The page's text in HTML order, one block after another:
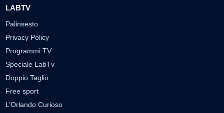
LABTV
Palinsesto
Privacy Policy
Programmi TV
Speciale LabTv
Doppio Taglio
Free sport
L’Orlando Curioso